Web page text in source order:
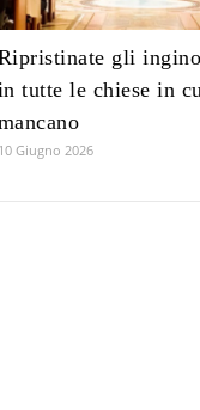
gli
tutte le chiese in
10 Giugno 2026